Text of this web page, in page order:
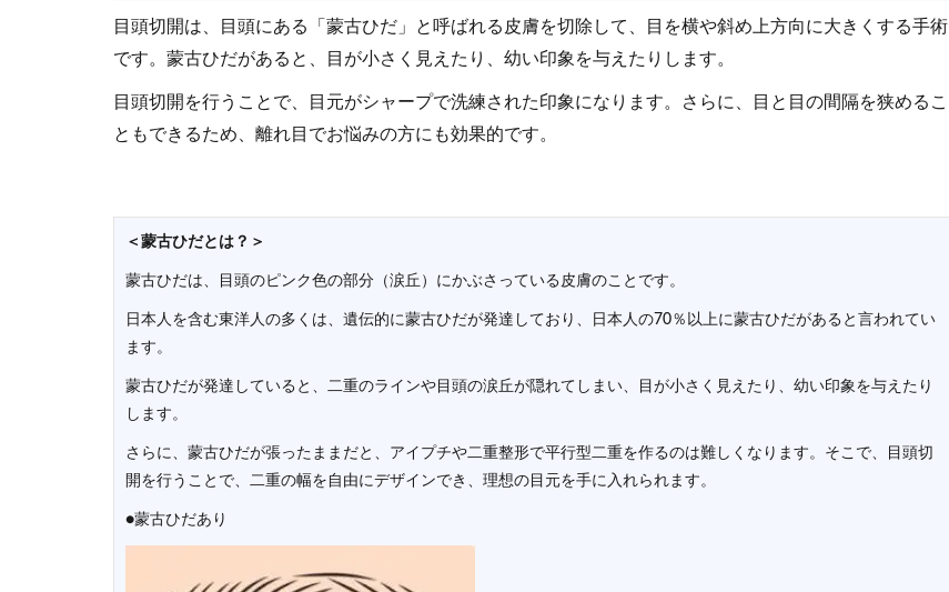
目頭切開は、目頭にある「蒙古ひだ」と呼ばれる皮膚を切除して、目を横や斜め上方向に大きくする手術
です。蒙古ひだがあると、目が小さく見えたり、幼い印象を与えたりします。
目頭切開を行うことで、目元がシャープで洗練された印象になります。さらに、目と目の間隔を狭めるこ
ともできるため、離れ目でお悩みの方にも効果的です。
＜蒙古ひだとは？＞
蒙古ひだは、目頭のピンク色の部分（涙丘）にかぶさっている皮膚のことです。
日本人を含む東洋人の多くは、遺伝的に蒙古ひだが発達しており、日本人の70％以上に蒙古ひだがあると言われてい
ます。
蒙古ひだが発達していると、二重のラインや目頭の涙丘が隠れてしまい、目が小さく見えたり、幼い印象を与えたり
します。
さらに、蒙古ひだが張ったままだと、アイプチや二重整形で平行型二重を作るのは難しくなります。そこで、目頭切
開を行うことで、二重の幅を自由にデザインでき、理想の目元を手に入れられます。
●蒙古ひだあり